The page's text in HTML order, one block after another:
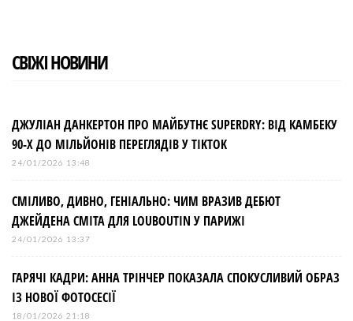
СВІЖІ НОВИНИ
ДЖУЛІАН ДАНКЕРТОН ПРО МАЙБУТНЄ SUPERDRY: ВІД КАМБЕКУ
90-Х ДО МІЛЬЙОНІВ ПЕРЕГЛЯДІВ У TIKTOK
24/01/2026 13:48
СМІЛИВО, ДИВНО, ГЕНІАЛЬНО: ЧИМ ВРАЗИВ ДЕБЮТ
ДЖЕЙДЕНА СМІТА ДЛЯ LOUBOUTIN У ПАРИЖІ
24/01/2026 13:37
ГАРЯЧІ КАДРИ: АННА ТРІНЧЕР ПОКАЗАЛА СПОКУСЛИВИЙ ОБРАЗ
ІЗ НОВОЇ ФОТОСЕСІЇ
18/01/2026 21:18